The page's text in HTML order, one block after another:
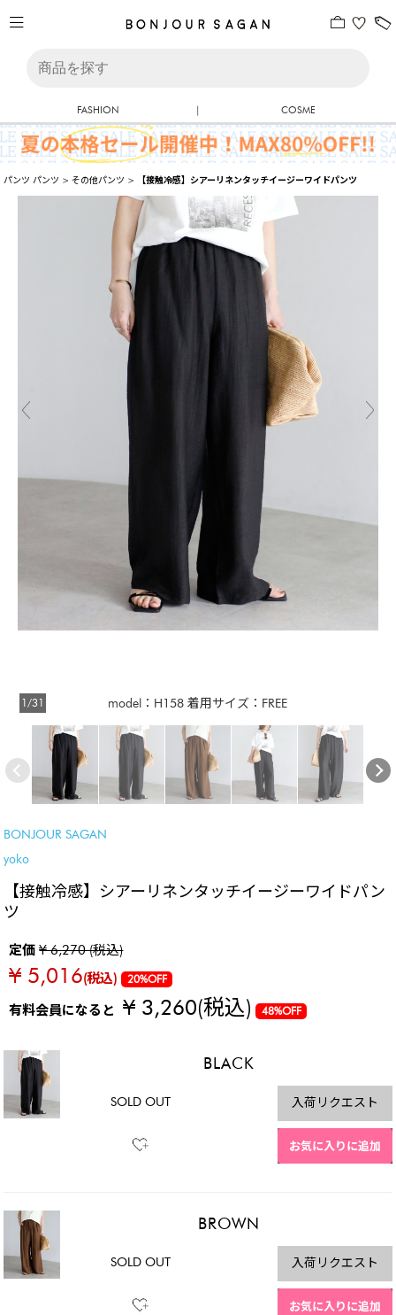
FASHION | COSME
パンツ パンツ >その他パンツ > 【接触冷感】シアーリネンタッチイージーワイドパンツ
model：H158 着用サイズ：FREE
1/31
BONJOUR SAGAN
yoko
【接触冷感】シアーリネンタッチイージーワイドパン
ツ
定価¥ 6,270 (税込)
¥ 5,016(税込) 20%OFF
有料会員になると¥ 3,260(税込) 48%OFF
BLACK
SOLD OUT 入荷リクエスト
お気に入りに追加
BROWN
SOLD OUT 入荷リクエスト
お気に入りに追加